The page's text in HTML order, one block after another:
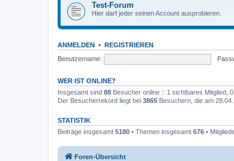
Test-Forum
Hier darf jeder seinen Account ausprobieren.
ANMELDEN • REGISTRIEREN
Benutzername:
WER IST ONLINE?
Insgesamt sind 88 Besucher online :: 1 sichtbares Mitglied,
Der Besucherrekord liegt bei 3865 Besuchern, die am
STATISTIK
Beiträge insgesamt 5180 • Themen insgesamt 676 •
Foren-Übersicht